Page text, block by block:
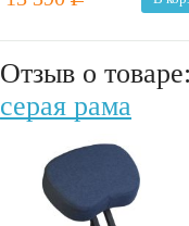
Отзыв о
серая рама